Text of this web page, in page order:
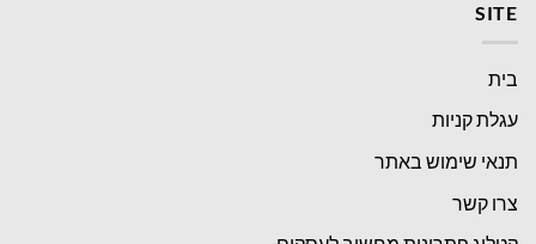
SITE
בית
עגלת קניות
תנאי שימוש באתר
צרו קשר